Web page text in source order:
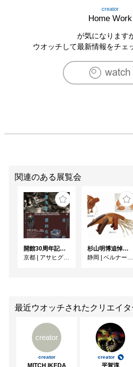
creator
Home Work
が気になります
ウオッチして最新情報をチェ
関連のある展覧会
開館30周年記念 山本爲三郎・河井寬次郎没後60年記念 「共鳴 河井寬次郎 × 濱田庄司 ー山本爲三郎コレクションより」
京都 | アサヒグループ大山崎山荘美術館
杉山明博追悼展 木とわたし―木工の妙技と美術教育
静岡 | ベルナール・ビュフェ美術館
最近ウオッチされたクリエイタ
creator
creator
MITCH IKEDA
creator
平賀淳